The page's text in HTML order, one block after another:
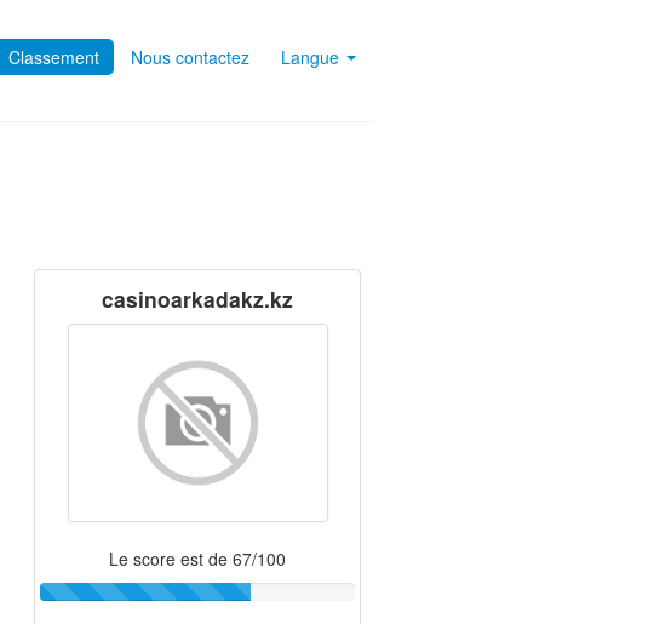
Classement Nous contactez Langue
casinoarkadakz.kz
Le score est de 67/100